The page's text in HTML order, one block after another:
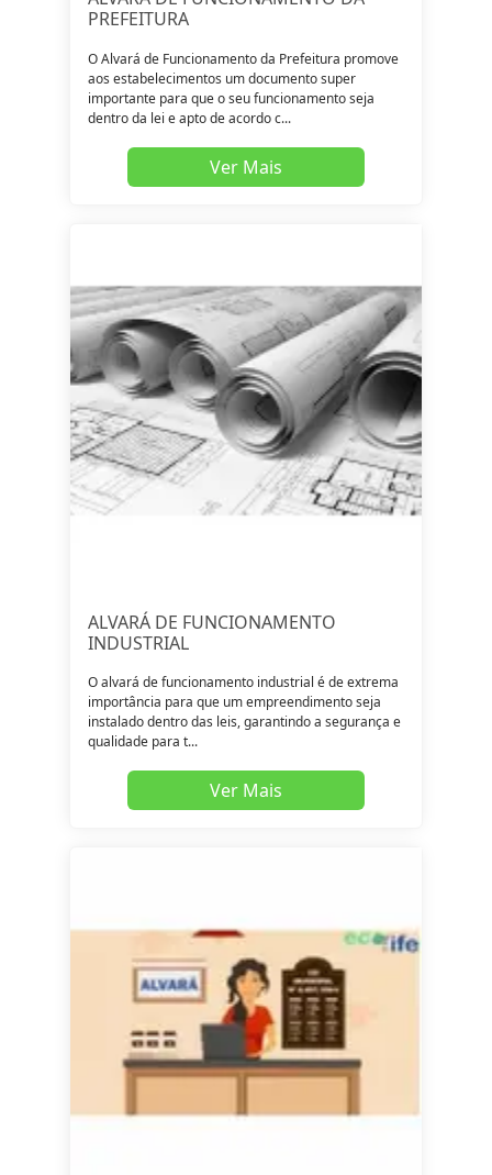
PREFEITURA
O Alvará de Funcionamento da Prefeitura promove
aos estabelecimentos um documento super
importante para que o seu funcionamento seja
dentro da lei e apto de acordo c...
Ver Mais
ALVARÁ DE FUNCIONAMENTO
INDUSTRIAL
O alvará de funcionamento industrial é de extrema
importância para que um empreendimento seja
instalado dentro das leis, garantindo a segurança e
qualidade para t...
Ver Mais